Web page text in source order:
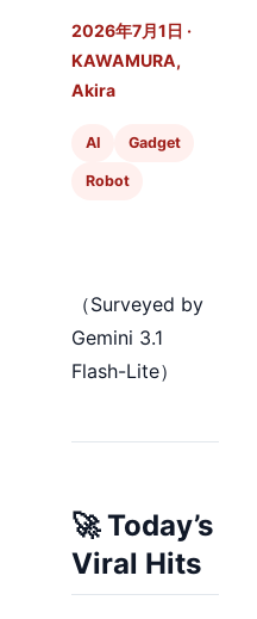
2026年7月1日 ·
KAWAMURA,
Akira
AI Gadget
Robot
（Surveyed by
Gemini 3.1
Flash-Lite）
🚀 Today’s
Viral Hits